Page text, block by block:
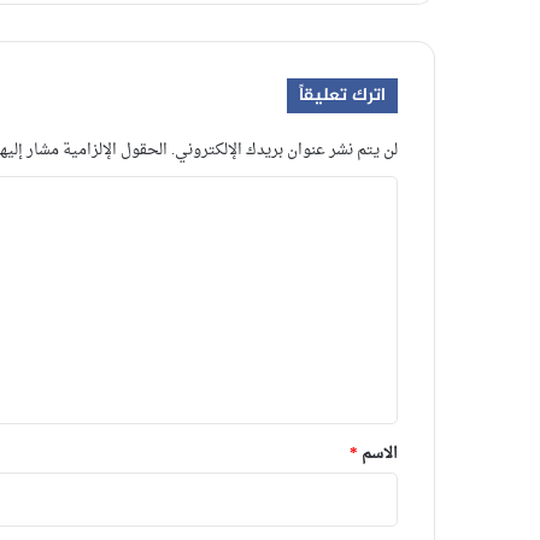
اترك تعليقاً
لن يتم نشر عنوان بريدك الإلكتروني.الحقول الإلزامية مشار
*
الاسم *